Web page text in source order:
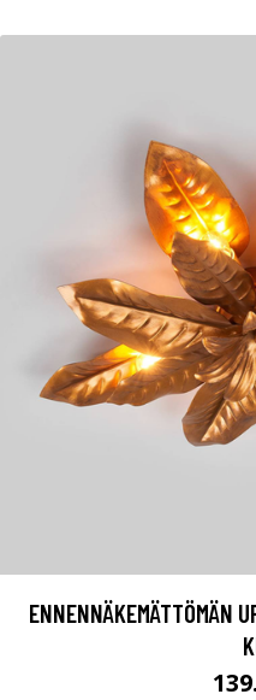
ENNENNÄKEMÄTTÖMÄN